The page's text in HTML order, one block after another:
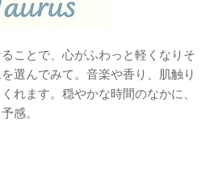
ことで、心がふわっと軽くなりそ
選んでみて。音楽や香り、肌触り
れます。穏やかな時間のなかに、
感。